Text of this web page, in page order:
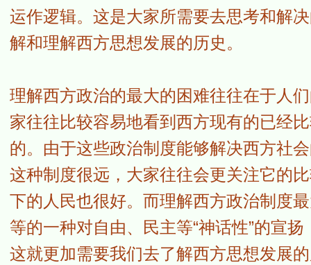
运作逻辑。这是大家所需要去思考和解
解和理解西方思想发展的历史。
理解西方政治的最大的困难往往在于人
家往往比较容易地看到西方现有的已经
的。由于这些政治制度能够解决西方社
这种制度很远，大家往往会更关注它的
下的人民也很好。而理解西方政治制度
等的一种对自由、民主等“神话性”的宣
这就更加需要我们去了解西方思想发展